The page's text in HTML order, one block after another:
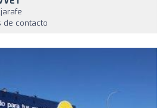
de contacto